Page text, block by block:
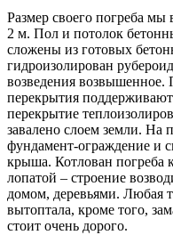
Размер своего погреба
2 м. Пол и потолок
сложены из готовых
гидроизолирован
возведения возвышенное.
перекрытия
перекрытие
завалено слоем земли. На
фундамент-ограждение и
крыша. Котлован погреба
лопатой – строение
домом, деревьями. Любая
вытоптала, кроме того,
стоит очень дорого.